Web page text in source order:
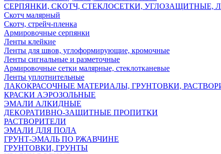
СЕРПЯНКИ, СКОТЧ, СТЕКЛОСЕТКИ, УГЛОЗАЩИТНЫЕ,
Скотч малярный
Скотч, стрейч-пленка
Армировочные серпянки
Ленты клейкие
Ленты для швов, углоформирующие, кромочные
Ленты сигнальные и разметочные
Армировочные сетки малярные, стеклотканевые
Ленты уплотнительные
ЛАКОКРАСОЧНЫЕ МАТЕРИАЛЫ, ГРУНТОВКИ,
КРАСКИ АЭРОЗОЛЬНЫЕ
ЭМАЛИ АЛКИДНЫЕ
ДЕКОРАТИВНО-ЗАЩИТНЫЕ ПРОПИТКИ
РАСТВОРИТЕЛИ
ЭМАЛИ ДЛЯ ПОЛА
ГРУНТ-ЭМАЛЬ ПО РЖАВЧИНЕ
ГРУНТОВКИ, ГРУНТЫ